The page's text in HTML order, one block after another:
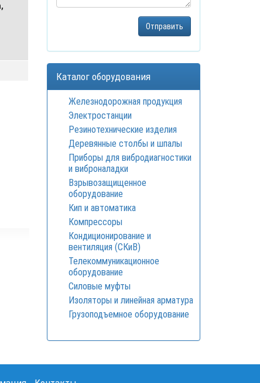
Каталог оборудования
Железнодорожная продукция
Электростанции
Резинотехнические изделия
Деревянные столбы и шпалы
Приборы для вибродиагностики
и виброналадки
Взрывозащищенное
оборудование
Кип и автоматика
Компрессоры
Кондиционирование и
вентиляция (СКиВ)
Телекоммуникационное
оборудование
Силовые муфты
Изоляторы и линейная арматура
Грузоподъемное оборудование